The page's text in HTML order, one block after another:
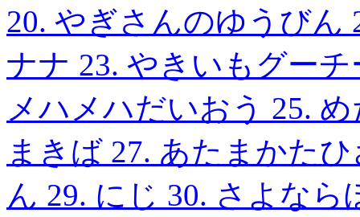
20. やぎさんのゆうびん
ナナ 23. やきいもグー
メハメハだいおう 25.
まきば 27. あたまかた
ん 29. にじ 30. さよな